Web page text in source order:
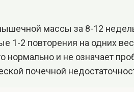
массы за 8-12
2 повторения на одних
нормально и не означает
почечной